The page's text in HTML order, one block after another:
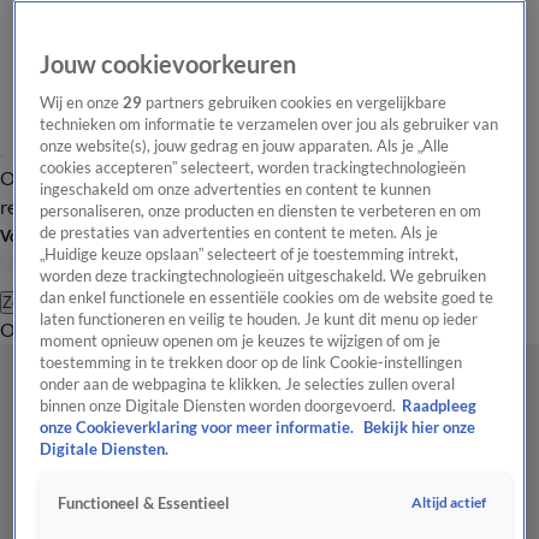
Overzicht Laatste nieuws Regionieuws Het beste van Hart
Tip de
redactie
Volg Hart van Nederland
Zoeken
OverzichtRegioUitzendingenWeerTip de redactiePanelVideo's
Jouw cookievoorkeuren
Wij en onze29 partners gebruiken cookies en vergelijkbare
technieken om informatie te verzamelen over jou als gebruiker van
onze website(s), jouw gedrag en jouw apparaten. Als je „Alle
cookies accepteren” selecteert, worden trackingtechnologieën
ingeschakeld om onze advertenties en content te kunnen
personaliseren, onze producten en diensten te verbeteren en om
de prestaties van advertenties en content te meten. Als je
„Huidige keuze opslaan” selecteert of je toestemming intrekt,
worden deze trackingtechnologieën uitgeschakeld. We gebruiken
dan enkel functionele en essentiële cookies om de website goed te
laten functioneren en veilig te houden. Je kunt dit menu op ieder
moment opnieuw openen om je keuzes te wijzigen of om je
toestemming in te trekken door op de link Cookie-instellingen
onder aan de webpagina te klikken. Je selecties zullen overal
binnen onze Digitale Diensten worden doorgevoerd. Raadpleeg
onze Cookieverklaring voor meer informatie.
Bekijk hier onze
Digitale Diensten.
Functioneel & Essentieel Altijd actief